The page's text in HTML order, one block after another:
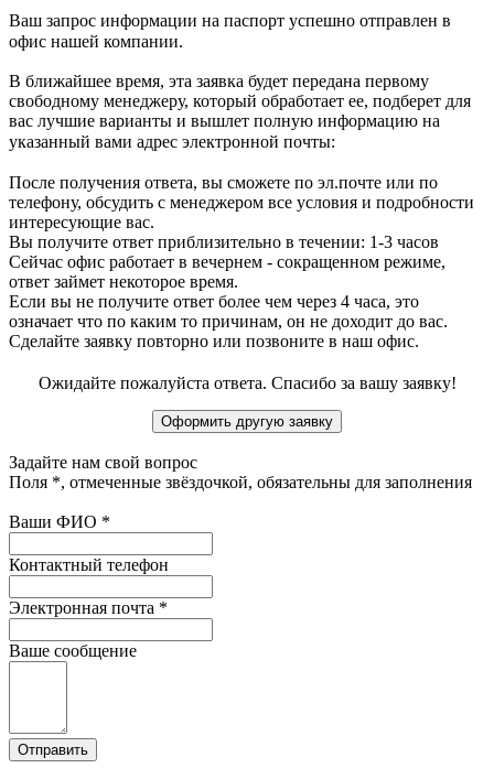
Ваш запрос информации на паспорт успешно отправлен в
офис нашей компании.
В ближайшее время, эта заявка будет передана первому
свободному менеджеру, который обработает ее, подберет для
вас лучшие варианты и вышлет полную информацию на
указанный вами адрес электронной почты:
После получения ответа, вы сможете по эл.почте или по
телефону, обсудить с менеджером все условия и подробности
интересующие вас.
Вы получите ответ приблизительно в течении: 1-3 часов
Сейчас офис работает в вечернем - сокращенном режиме,
ответ займет некоторое время.
Если вы не получите ответ более чем через 4 часа, это
означает что по каким то причинам, он не доходит до вас.
Сделайте заявку повторно или позвоните в наш офис.
Ожидайте пожалуйста ответа. Спасибо за вашу заявку!
Задайте нам свой вопрос
Поля *, отмеченные звёздочкой, обязательны для заполнения
Ваши ФИО *
Контактный телефон
Электронная почта *
Ваше сообщение